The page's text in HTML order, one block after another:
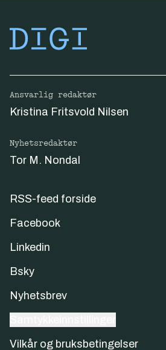
Ansvarlig redaktør
Kristina Fritsvold Nilsen
Nyhetsredaktør
Tor M. Nondal
RSS-feed forside
Facebook
Linkedin
Bsky
Nyhetsbrev
Vilkår og bruksbetingelser